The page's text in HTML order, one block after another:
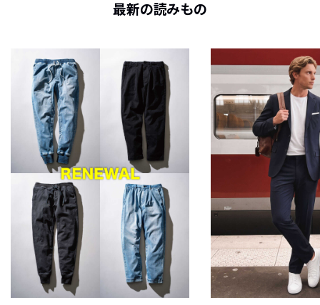
最新の読みもの